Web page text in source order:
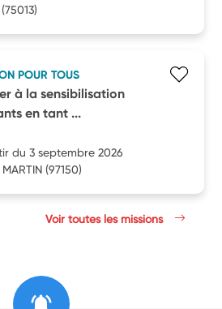
(75013)
POUR TOUS
à la sensibilisation
en tant ...
du 3 septembre 2026
(97150)
Voir toutes les missions